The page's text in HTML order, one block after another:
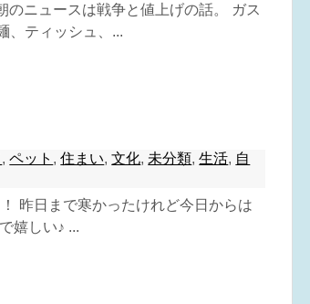
ニュースは戦争と値上げの話。 ガス
、ティッシュ、...
,ペット ,住まい,文化, 未分類,生活, 自
日まで寒かったけれど今日からは
嬉しい♪ ...